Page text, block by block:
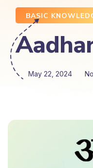
BASIC
May 22, 2024